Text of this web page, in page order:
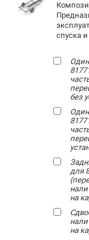
спуска
без
для
на
на